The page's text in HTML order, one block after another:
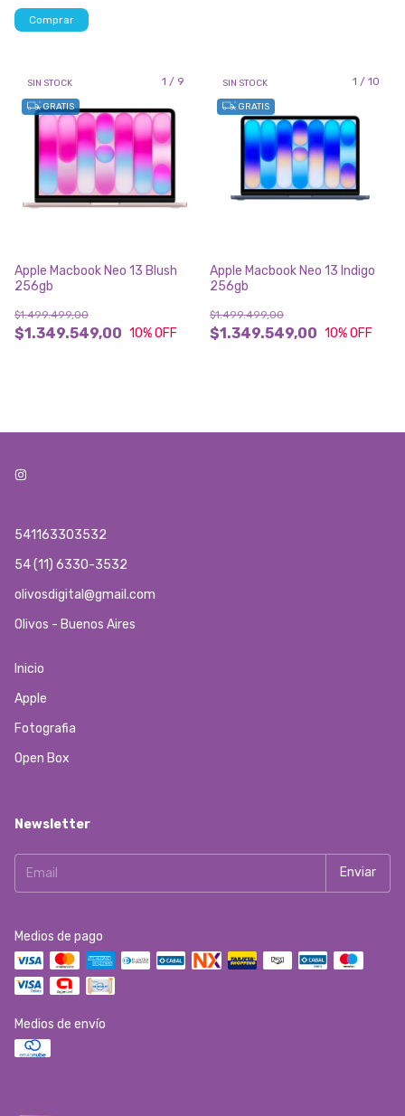
Comprar
1 / 9
SIN STOCK
GRATIS
Apple Macbook Neo 13 Blush
256gb
$1.349.549,00
$1.499.499,00
10% OFF
1 / 10
SIN STOCK
GRATIS
Apple Macbook Neo 13 Indigo
256gb
$1.349.549,00
$1.499.499,00
10% OFF
541163303532
54 (11) 6330-3532
olivosdigital@gmail.com
Olivos - Buenos Aires
Inicio
Apple
Fotografia
Open Box
Newsletter
Medios de pago
Medios de envío